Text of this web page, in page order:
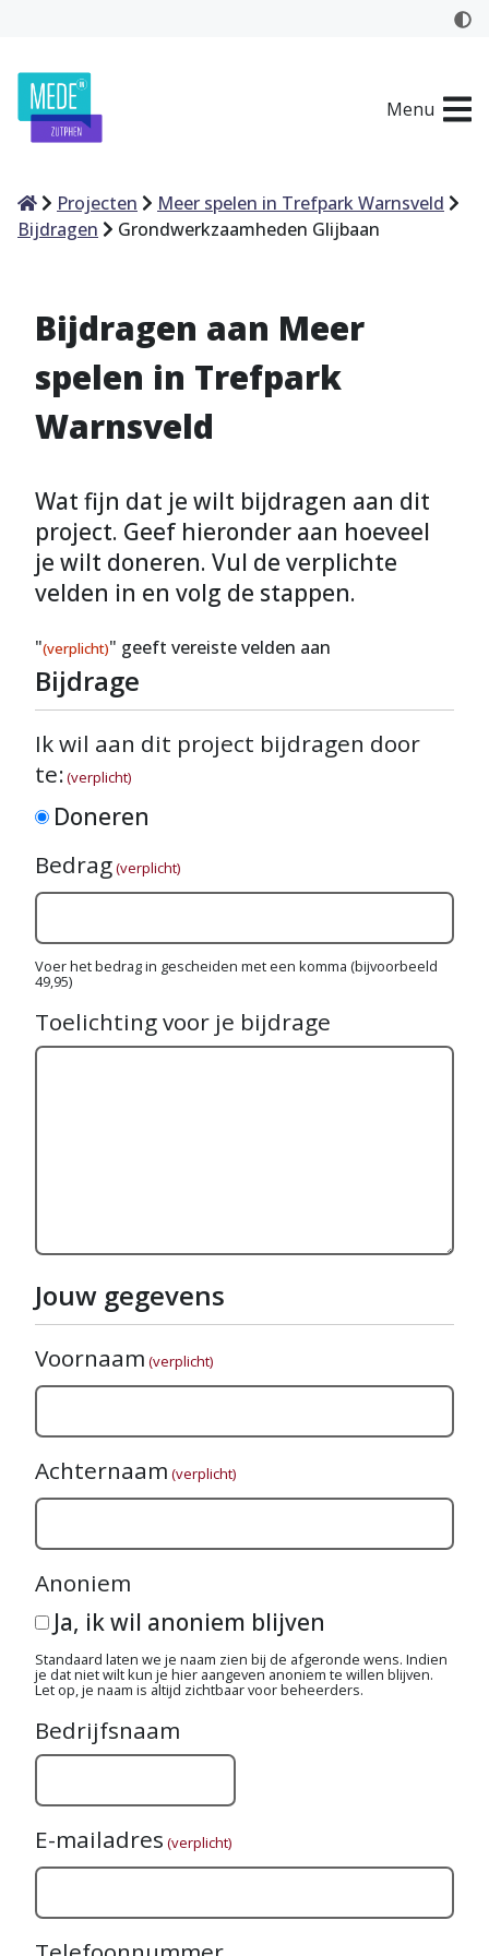
Menu
HomeProjecten
Meer spelen in Trefpark Warnsveld
Bijdragen
Grondwerkzaamheden Glijbaan
Bijdragen aan Meer
spelen in Trefpark
Warnsveld
Wat fijn dat je wilt bijdragen aan dit
project. Geef hieronder aan hoeveel
je wilt doneren. Vul de verplichte
velden in en volg de stappen.
"(verplicht)" geeft vereiste velden aan
Bijdrage
Ik wil aan dit project bijdragen door
te:(verplicht)
Doneren
Bedrag(verplicht)
Voer het bedrag in gescheiden met een komma (bijvoorbeeld
49,95)
Toelichting voor je bijdrage
Jouw gegevens
Voornaam (verplicht)
Achternaam (verplicht)
Anoniem
Ja, ik wil anoniem blijven
Standaard laten we je naam zien bij de afgeronde wens. Indien
je dat niet wilt kun je hier aangeven anoniem te willen blijven.
Let op, je naam is altijd zichtbaar voor beheerders.
Bedrijfsnaam
E-mailadres (verplicht)